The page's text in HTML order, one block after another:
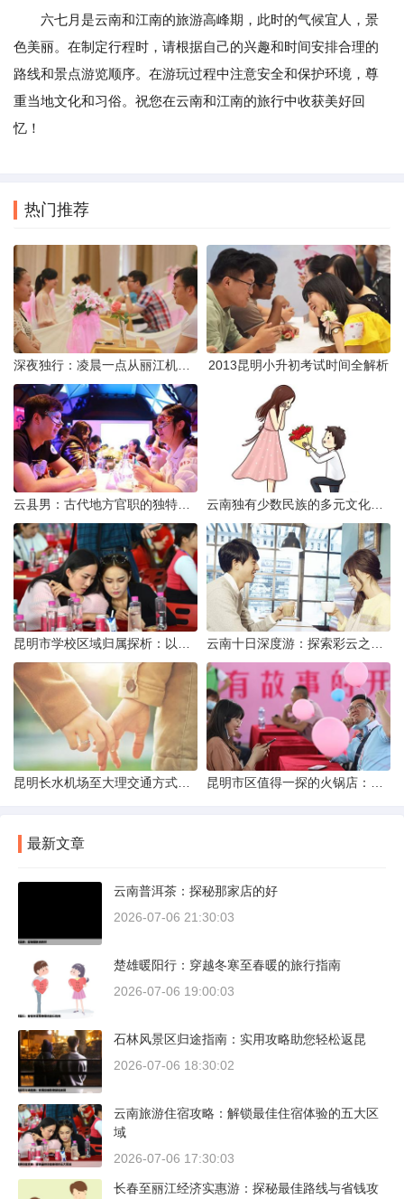
六七月是云南和江南的旅游高峰期，此时的气候宜人，景
色美丽。在制定行程时，请根据自己的兴趣和时间安排合理的
路线和景点游览顺序。在游玩过程中注意安全和保护环境，尊
重当地文化和习俗。祝您在云南和江南的旅行中收获美好回
忆！
热门推荐
2013昆明小升初考试时间全解析
最新文章
云南普洱茶：探秘那家店的好
2026-07-06 21:30:03
楚雄暖阳行：穿越冬寒至春暖的旅行指南
2026-07-06 19:00:03
石林风景区归途指南：实用攻略助您轻松返昆
2026-07-06 18:30:02
云南旅游住宿攻略：解锁最佳住宿体验的五大区
域
2026-07-06 17:30:03
长春至丽江经济实惠游：探秘最佳路线与省钱攻